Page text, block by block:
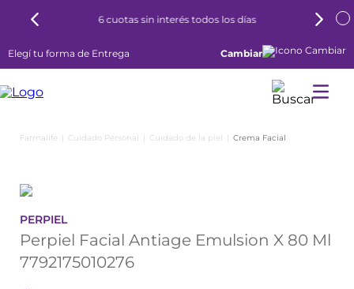
6 cuotas sin interés todos los días
Elegí tu forma de Entrega Cambiar
Cuidado Personal Cuidado de la piel Crema Facial
PERPIEL
Perpiel Facial Antiage Emulsion X 80 Ml
7792175010276